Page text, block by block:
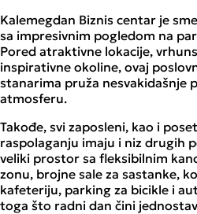
Kalemegdan Biznis centar je
sa impresivnim pogledom na
Pored atraktivne lokacije,
inspirativne okoline, ovaj
stanarima pruža nesvakidašnje
atmosferu.
Takođe, svi zaposleni, kao i
raspolaganju imaju i niz drugih
veliki prostor sa fleksibilnim
zonu, brojne sale za sastanke,
kafeteriju, parking za bicikle i
toga što radni dan čini